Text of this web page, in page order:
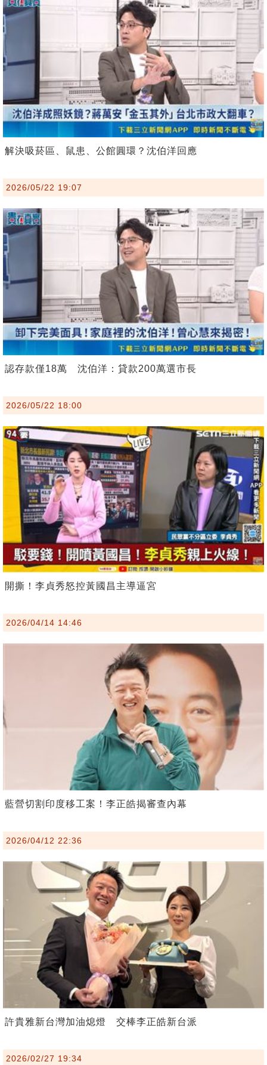
解決吸菸區、鼠患、公館圓環？沈伯洋回應
2026/05/22 19:07
認存款僅18萬 沈伯洋：貸款200萬選市長
2026/05/22 18:00
開撕！李貞秀怒控黃國昌主導逼宮
2026/04/14 14:46
藍營切割印度移工案！李正皓揭審查內幕
2026/04/12 22:36
許貴雅新台灣加油熄燈 交棒李正皓新台派
2026/02/27 19:34